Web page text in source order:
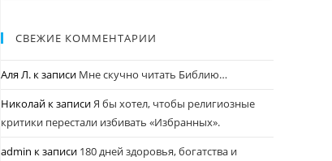
СВЕЖИЕ КОММЕНТАРИИ
Аля Л. к записи Мне скучно читать Библию…
Николай к записиЯ бы хотел, чтобы религиозные
критики перестали избивать «Избранных».
admin к записи 180 дней здоровья, богатства и